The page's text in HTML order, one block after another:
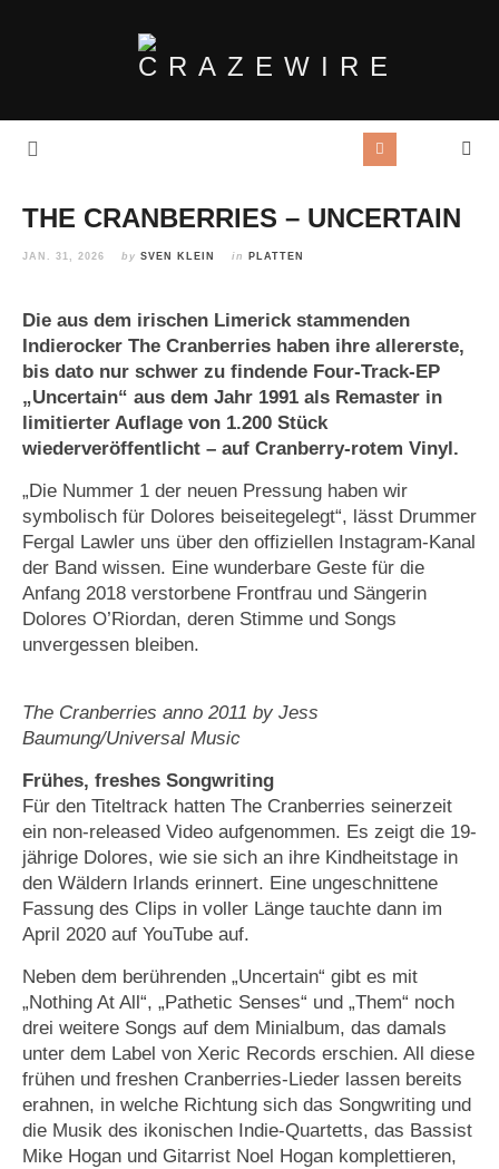
THE CRANBERRIES – UNCERTAIN
JAN. 31, 2026 by SVEN KLEIN in PLATTEN
Die aus dem irischen Limerick stammenden
Indierocker The Cranberries haben ihre allererste,
bis dato nur schwer zu findende Four-Track-EP
„Uncertain“ aus dem Jahr 1991 als Remaster in
limitierter Auflage von 1.200 Stück
wiederveröffentlicht – auf Cranberry-rotem Vinyl.
„Die Nummer 1 der neuen Pressung haben wir
symbolisch für Dolores beiseitegelegt“, lässt Drummer
Fergal Lawler uns über den offiziellen Instagram-Kanal
der Band wissen. Eine wunderbare Geste für die
Anfang 2018 verstorbene Frontfrau und Sängerin
Dolores O’Riordan, deren Stimme und Songs
unvergessen bleiben.
The Cranberries anno 2011 by Jess
Baumung/Universal Music
Frühes, freshes Songwriting
Für den Titeltrack hatten The Cranberries seinerzeit
ein non-released Video aufgenommen. Es zeigt die 19-
jährige Dolores, wie sie sich an ihre Kindheitstage in
den Wäldern Irlands erinnert. Eine ungeschnittene
Fassung des Clips in voller Länge tauchte dann im
April 2020 auf YouTube auf.
Neben dem berührenden „Uncertain“ gibt es mit
„Nothing At All“, „Pathetic Senses“ und „Them“ noch
drei weitere Songs auf dem Minialbum, das damals
unter dem Label von Xeric Records erschien. All diese
frühen und freshen Cranberries-Lieder lassen bereits
erahnen, in welche Richtung sich das Songwriting und
die Musik des ikonischen Indie-Quartetts, das Bassist
Mike Hogan und Gitarrist Noel Hogan komplettieren,